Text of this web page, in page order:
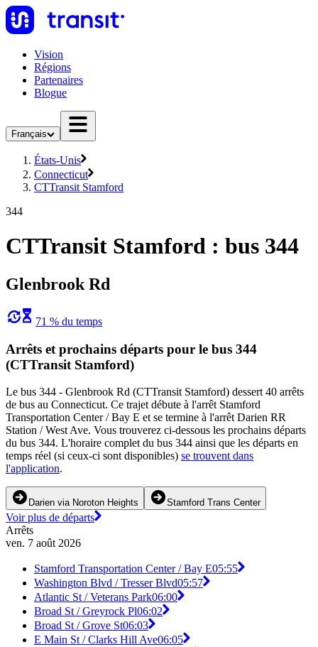
Vision
Régions
Partenaires
Blogue
Français
États-Unis
Connecticut
CTTransit Stamford
344
CTTransit Stamford : bus 344
Glenbrook Rd
71 % du temps
Arrêts et prochains départs pour le bus 344
(CTTransit Stamford)
Le bus 344 - Glenbrook Rd (CTTransit Stamford) dessert 40 arrêts
de bus au Connecticut. Ce trajet débute à l'arrêt Stamford
Transportation Center / Bay E et se termine à l'arrêt Darien RR
Station / West Ave. Vous trouverez ci-dessous les prochains départs
du bus 344. L'horaire complet du bus 344 ainsi que les départs en
temps réel (si ceux-ci sont disponibles) se trouvent dans
l'application.
Darien via Noroton Heights Stamford Trans Center
Voir plus de départs
Arrêts
ven. 7 août 2026
Stamford Transportation Center / Bay E05:55
Washington Blvd / Tresser Blvd05:57
Atlantic St / Veterans Park06:00
Broad St / Greyrock Pl06:02
Broad St / Grove St06:03
E Main St / Clarks Hill Ave06:05